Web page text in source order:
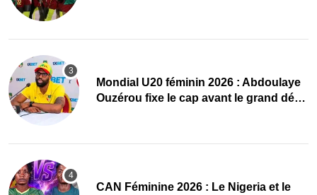
Mondial U20 féminin 2026 : Abdoulaye
Ouzérou fixe le cap avant le grand défi
‎CAN Féminine 2026 : Le Nigeria et le